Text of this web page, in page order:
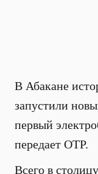
В Абакане
запустили
первый
передает ОТР.
Всего в